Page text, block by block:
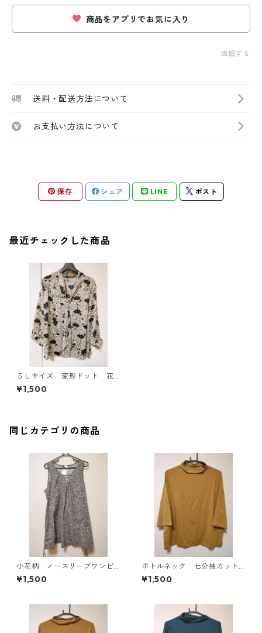
商品をアプリでお気に入り
通報する
送料・配送方法について
お支払い方法について
保存 シェア LINE ポスト
最近チェックした商品
５Ｌサイズ 変形ドット 花
柄 ボウタイブラウス オフ
ホワイト KAE-4760
¥1,500
同じカテゴリの商品
小花柄 ノースリーブワンピ
ース ４Ｌ ブラック KAE-
4819
¥1,500
ボトルネック 七分袖カット
ソー ４Ｌ マスタード KA
E-4818
¥1,500